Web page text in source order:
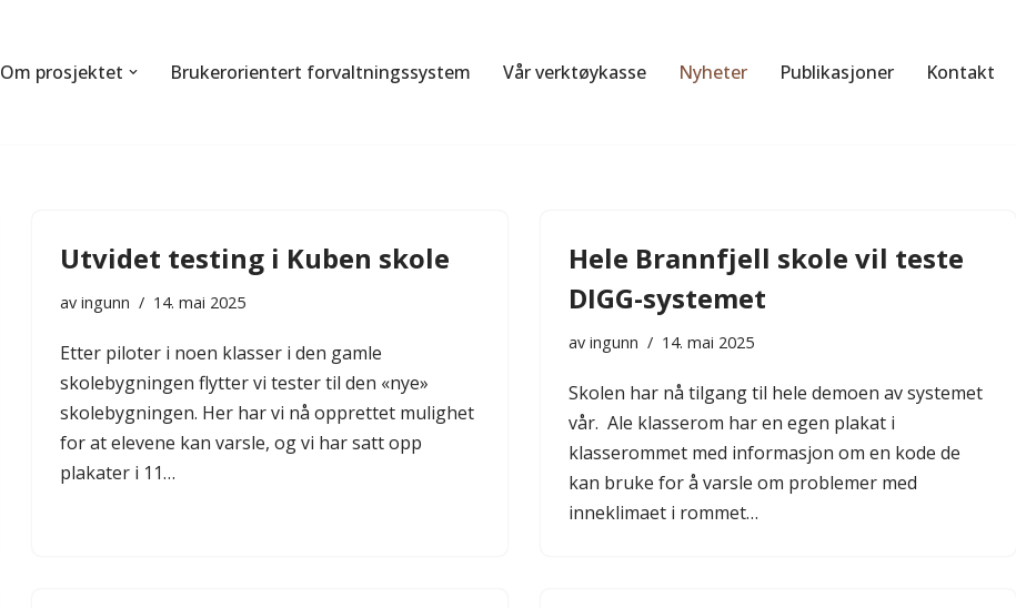
Om prosjektet Brukerorientert forvaltningssystem Vår verktøykasse Nyheter Publikasjoner Kontakt
Utvidet testing i Kuben skole
av ingunn 14. mai 2025
Etter piloter i noen klasser i den gamle
skolebygningen flytter vi tester til den «nye»
skolebygningen. Her har vi nå opprettet mulighet
for at elevene kan varsle, og vi har satt opp
plakater i 11…
Hele Brannfjell skole vil teste
DIGG-systemet
av ingunn 14. mai 2025
Skolen har nå tilgang til hele demoen av systemet
vår. Ale klasserom har en egen plakat i
klasserommet med informasjon om en kode de
kan bruke for å varsle om problemer med
inneklimaet i rommet…